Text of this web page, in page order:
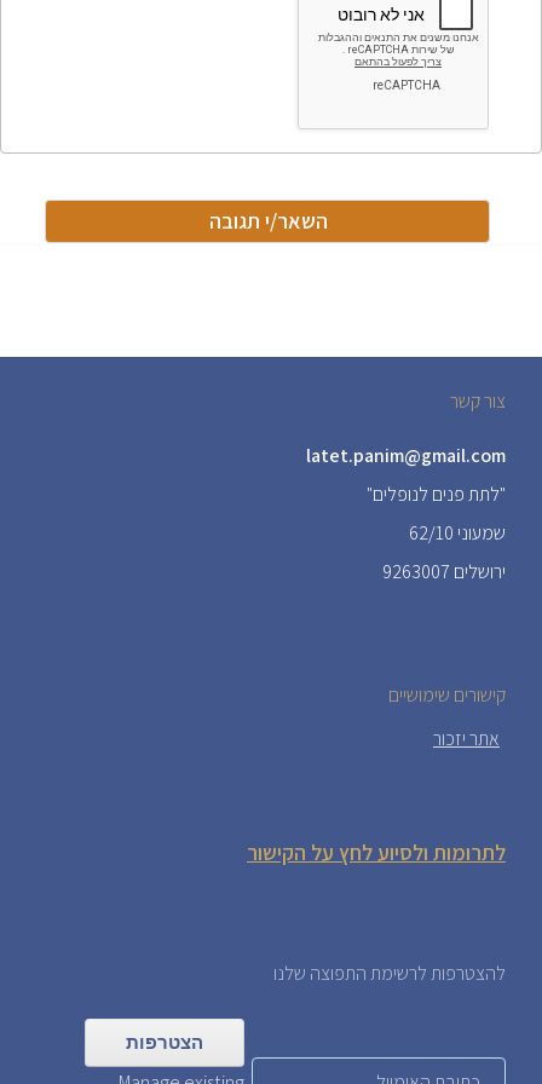
צור קשר
latet.panim@gmail.com
"לתת פנים לנופלים"
שמעוני 62/10
ירושלים 9263007
קישורים שימושיים
אתר יזכור
לתרומות ולסיוע לחץ על הקישור
להצטרפות לרשימת התפוצה שלנו